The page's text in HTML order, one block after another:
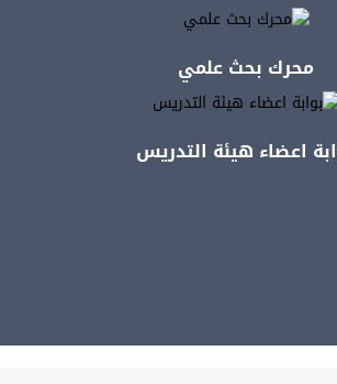
محرك بحث علمي
اعضاء هيئة التدريس